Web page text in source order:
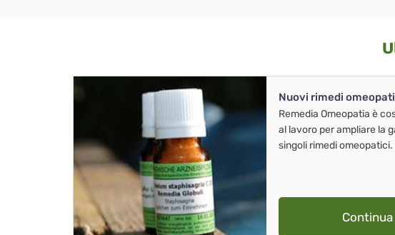
Nuovi rimedi
Remedia Omeopatia è
al lavoro per ampliare la
singoli rimedi omeopatici.
Continua